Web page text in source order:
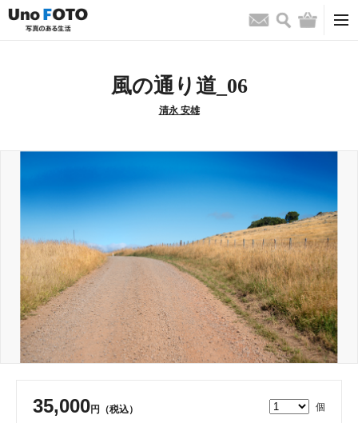
お問い合わせ
検索 バッグ
風の通り道_06
清永 安雄
35,000円（税込） 個